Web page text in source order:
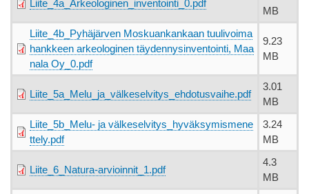
Liite_4a_Arkeologinen_inventointi_0.pdf
MB
Liite_4b_Pyhäjärven Moskuankankaan tuulivoima
hankkeen arkeologinen täydennysinventointi, Maa
nala Oy_0.pdf
9.23
MB
Liite_5a_Melu_ja_välkeselvitys_ehdotusvaihe.pdf
3.01
MB
Liite_5b_Melu- ja välkeselvitys_hyväksymismene
ttely.pdf
3.24
MB
Liite_6_Natura-arvioinnit_1.pdf
4.3
MB